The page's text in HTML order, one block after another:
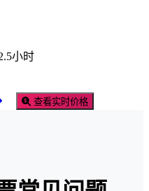
小时
查看实时价格